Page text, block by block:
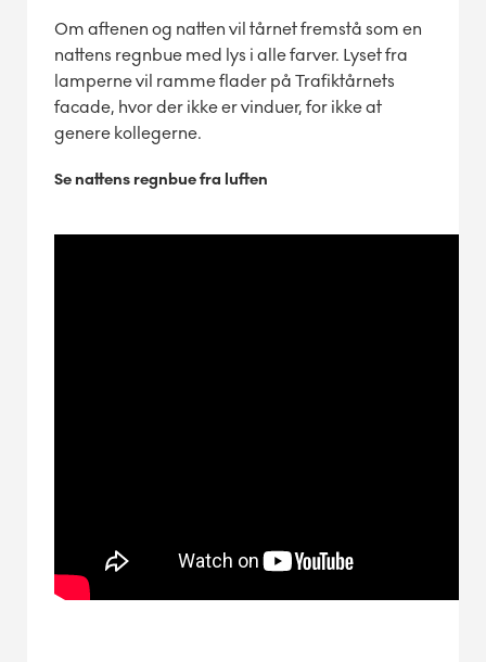
Om aftenen og natten vil tårnet fremstå som en
nattens regnbue med lys i alle farver. Lyset fra
lamperne vil ramme flader på Trafiktårnets
facade, hvor der ikke er vinduer, for ikke at
genere kollegerne.
Se nattens regnbue fra luften